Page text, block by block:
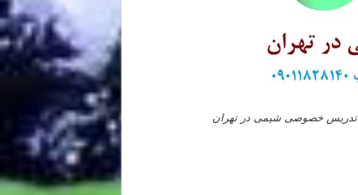
تدریس خصوصی شیمی در تهران